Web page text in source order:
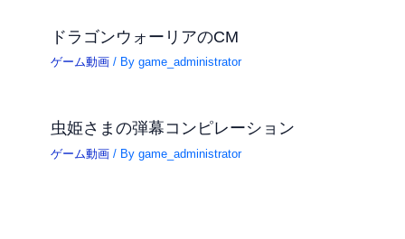
ドラゴンウォーリアのCM
ゲーム動画 / Bygame_administrator
虫姫さまの弾幕コンピレーション
ゲーム動画 / Bygame_administrator